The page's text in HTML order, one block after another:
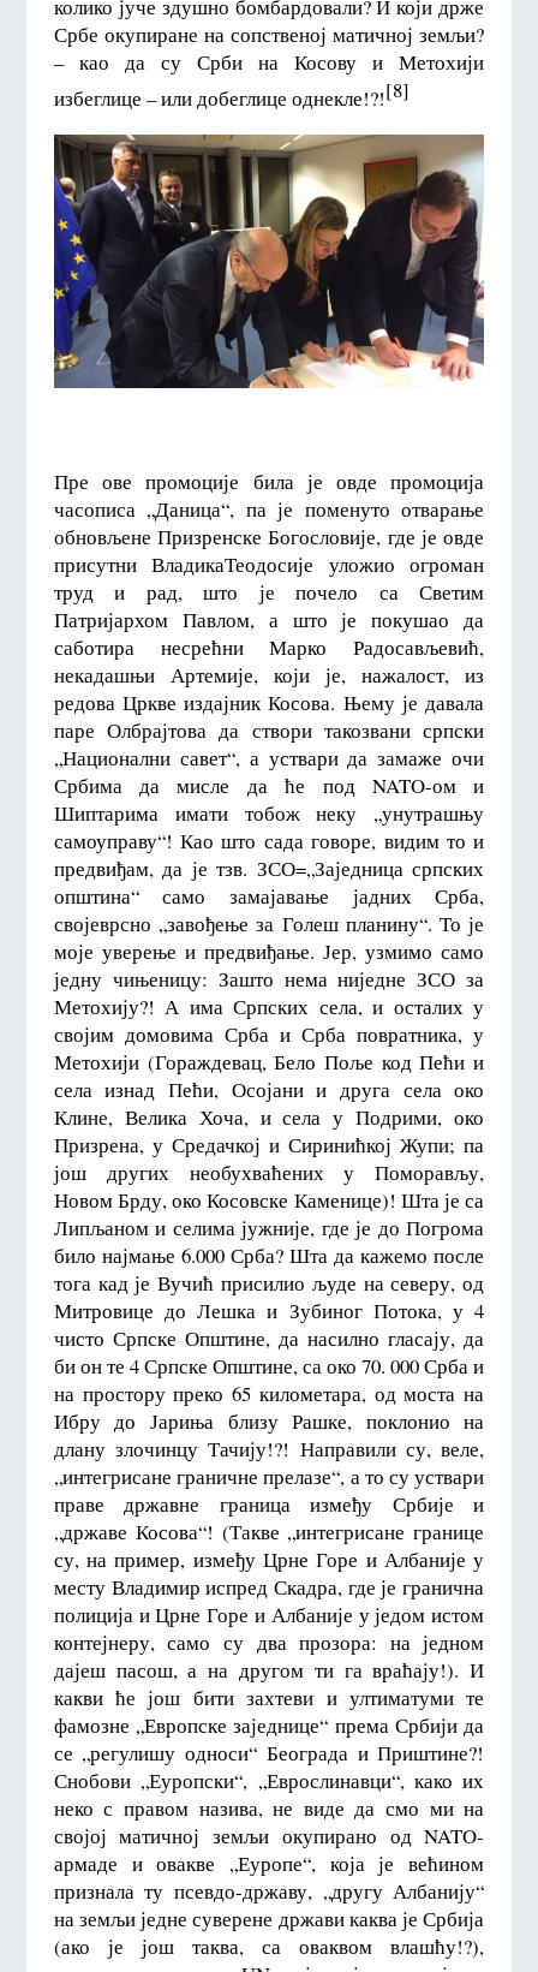
колико јуче здушно бомбардовали? И који држе
Србе окупиране на сопственој матичној земљи?
– као да су Срби на Косову и Метохији
избеглице – или добеглице однекле!?![8]
Пре ове промоције била је овде промоција
часописа „Даница“, па је поменуто отварање
обновљене Призренске Богословије, где је овде
присутни ВладикаТеодосије уложио огроман
труд и рад, што је почело са Светим
Патријархом Павлом, а што је покушао да
саботира несрећни Марко Радосављевић,
некадашњи Артемије, који је, нажалост, из
редова Цркве издајник Косова. Њему је давала
паре Олбрајтова да створи такозвани српски
„Национални савет“, а уствари да замаже очи
Србима да мисле да ће под NATO-ом и
Шиптарима имати тобож неку „унутрашњу
самоуправу“! Као што сада говоре, видим то и
предвиђам, да је тзв. ЗСО=„Заједница српских
општина“ само замајавање јадних Срба,
својеврсно „завођење за Голеш планину“. То је
моје уверење и предвиђање. Јер, узмимо само
једну чињеницу: Зашто нема ниједне ЗСО за
Метохију?! А има Српских села, и осталих у
својим домовима Срба и Срба повратника, у
Метохији (Гораждевац, Бело Поље код Пећи и
села изнад Пећи, Осојани и друга села око
Клине, Велика Хоча, и села у Подрими, око
Призрена, у Средачкој и Сиринићкој Жупи; па
још других необухваћених у Поморављу,
Новом Брду, око Косовске Каменице)! Шта је са
Липљаном и селима јужније, где је до Погрома
било најмање 6.000 Срба? Шта да кажемо после
тога кад је Вучић присилио људе на северу, од
Митровице до Лешка и Зубиног Потока, у 4
чисто Српске Општине, да насилно гласају, да
би он те 4 Српске Општине, са око 70. 000 Срба и
на простору преко 65 километара, од моста на
Ибру до Јариња близу Рашке, поклонио на
длану злочинцу Тачију!?! Направили су, веле,
„интегрисане граничне прелазе“, а то су уствари
праве државне граница између Србије и
„државе Косова“! (Такве „интегрисане границе
су, на пример, између Црне Горе и Албаније у
месту Владимир испред Скадра, где је гранична
полиција и Црне Горе и Албаније у једом истом
контејнеру, само су два прозора: на једном
дајеш пасош, а на другом ти га враћају!). И
какви ће још бити захтеви и ултиматуми те
фамозне „Европске заједнице“ према Србији да
се „регулишу односи“ Београда и Приштине?!
Снобови „Еуропски“, „Еврослинавци“, како их
неко с правом назива, не виде да смо ми на
својој матичној земљи окупирано од NATO-
армаде и овакве „Еуропе“, која је већином
признала ту псевдо-државу, „другу Албанију“
на земљи једне суверене држави каква је Србија
(ако је још таква, са оваквом влашћу!?),